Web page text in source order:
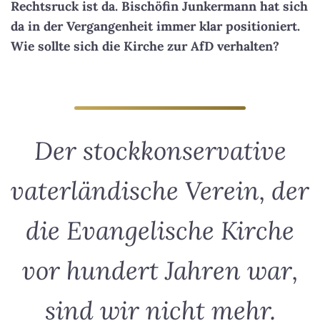
Rechtsruck ist da. Bischöfin Junkermann hat sich
da in der Vergangenheit immer klar positioniert.
Wie sollte sich die Kirche zur AfD verhalten?
Der stockkonservative
vaterländische Verein, der
die Evangelische Kirche
vor hundert Jahren war,
sind wir nicht mehr.